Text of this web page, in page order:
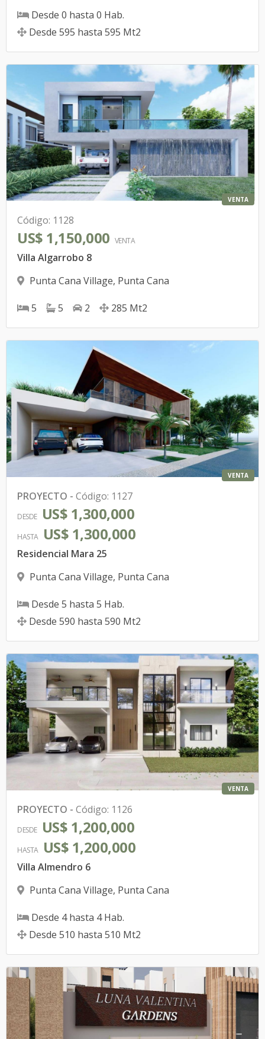
Desde 0 hasta 0 Hab.
Desde 595 hasta 595 Mt2
VENTA
Código: 1128
US$ 1,150,000 VENTA
Villa Algarrobo 8
Punta Cana Village, Punta Cana
5 5 2 285 Mt2
VENTA
PROYECTO - Código: 1127
DESDE US$ 1,300,000
HASTA US$ 1,300,000
Residencial Mara 25
Punta Cana Village, Punta Cana
Desde 5 hasta 5 Hab.
Desde 590 hasta 590 Mt2
VENTA
PROYECTO - Código: 1126
DESDE US$ 1,200,000
HASTA US$ 1,200,000
Villa Almendro 6
Punta Cana Village, Punta Cana
Desde 4 hasta 4Hab.
Desde 510 hasta 510 Mt2